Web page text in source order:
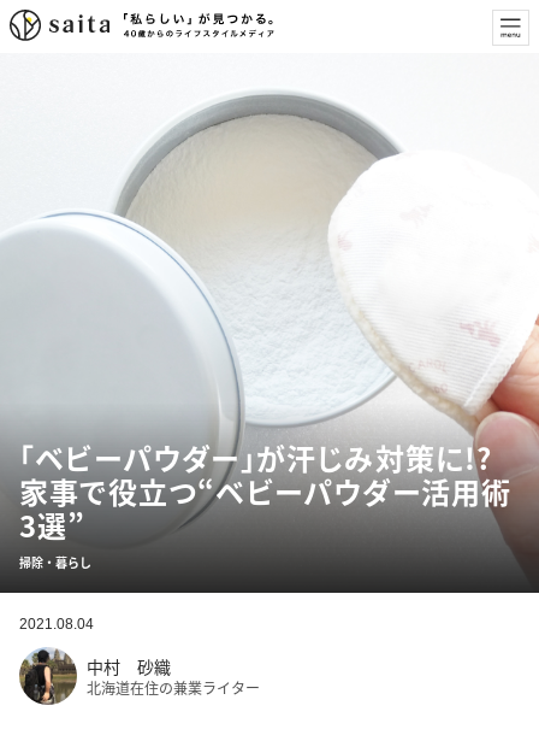
「ベビーパウダー」が汗じみ対策に!?
家事で役立つ“ベビーパウダー活用術
3選”
掃除・暮らし
2021.08.04
中村 砂織
北海道在住の兼業ライター